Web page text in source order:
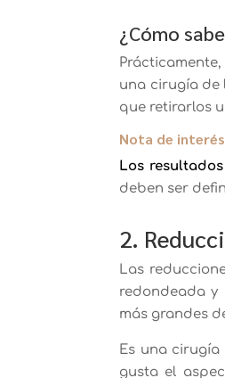
¿Cómo
Prácticamente,
una cirugía de
que retirarlos
Nota de interés
Los
deben ser
2.
Las
redondeada y
más grandes
Es una cirugía
gusta el